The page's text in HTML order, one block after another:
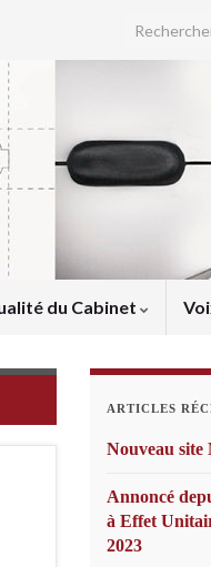
Search for:
du Cabinet
ARTICLES
Nouveau site
Annoncé
à Effet
2023